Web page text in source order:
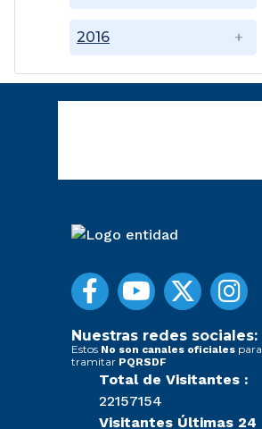
2016
Nuestras redes sociales:
Estos No son canales oficiales para
tramitar PQRSDF
Total de Visitantes :
22157154
Visitantes Últimas 24